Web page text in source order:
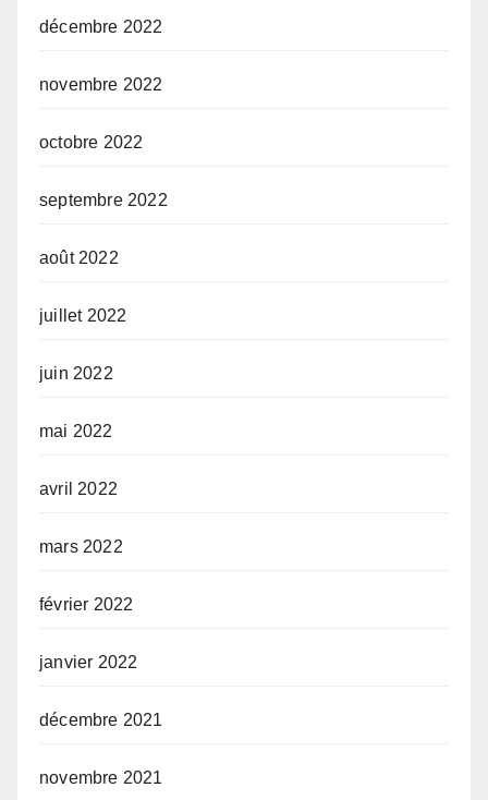
décembre 2022
novembre 2022
octobre 2022
septembre 2022
août 2022
juillet 2022
juin 2022
mai 2022
avril 2022
mars 2022
février 2022
janvier 2022
décembre 2021
novembre 2021